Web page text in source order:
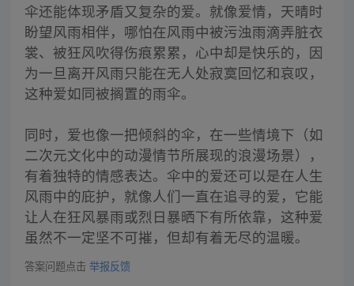
伞还能体现矛盾又复杂的爱。就像爱情，天晴时
盼望风雨相伴，哪怕在风雨中被污浊雨滴弄脏衣
裳、被狂风吹得伤痕累累，心中却是快乐的，因
为一旦离开风雨只能在无人处寂寞回忆和哀叹，
这种爱如同被搁置的雨伞。
同时，爱也像一把倾斜的伞，在一些情境下（如
二次元文化中的动漫情节所展现的浪漫场景），
有着独特的情感表达。伞中的爱还可以是在人生
风雨中的庇护，就像人们一直在追寻的爱，它能
让人在狂风暴雨或烈日暴晒下有所依靠，这种爱
虽然不一定坚不可摧，但却有着无尽的温暖。
答案问题点击 举报反馈